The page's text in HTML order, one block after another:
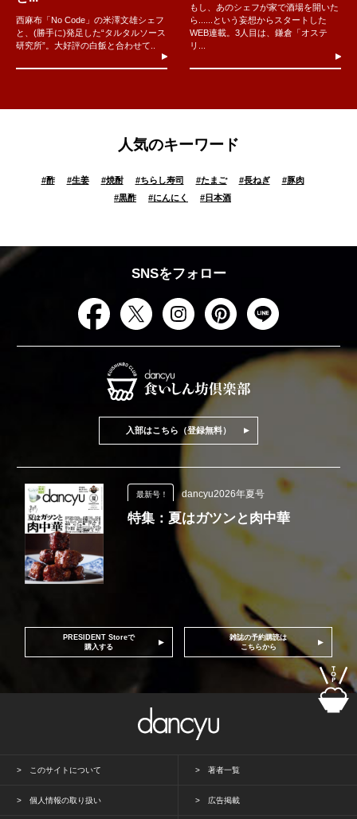
西麻布「No Code」の米澤文雄シェフ
と、(勝手に)発足した“タルタルソース
研究所”。大好評の白飯と合わせて..
もし、あのシェフが家で酒場を開いた
ら......という妄想からスタートした
WEB連載。3人目は、鎌倉「オステ
リ...
人気のキーワード
#酢 #生姜 #焼酎 #ちらし寿司 #たまご #長ねぎ #豚肉
#黒酢 #にんにく #日本酒
SNSをフォロー
入部はこちら（登録無料）
最新号！ dancyu2026年夏号
特集：夏はガツンと肉中華
PRESIDENT Storeで
購入する
雑誌の予約購読は
こちらから
このサイトについて 著者一覧
個人情報の取り扱い 広告掲載